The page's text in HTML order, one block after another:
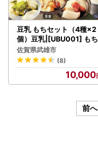
豆乳 もちセット（4種×2
個）豆乳|[UBU001] もち
佐賀県武雄市
(8)
10,000
前へ